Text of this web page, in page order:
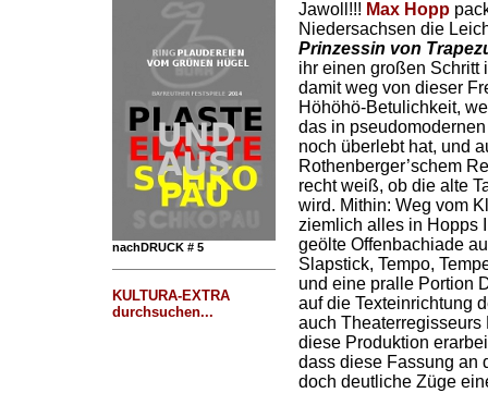
nachDRUCK # 5
KULTURA-EXTRA
durchsuchen...
Jawoll!!! Max Hopp
Niedersachsen die
Prinzessin von
ihr einen großen Schritt
damit weg von dieser
Höhöhö-Betulichkeit,
das in
noch überlebt hat, und
Rothenberger’schem
recht weiß, ob die alte
wird. Mithin: Weg vom
ziemlich alles in Hopps
geölte Offenbachiade
Slapstick, Tempo,
und eine pralle Portion
auf die Texteinrichtung
auch
diese Produktion
dass diese Fassung an
doch deutliche Züge